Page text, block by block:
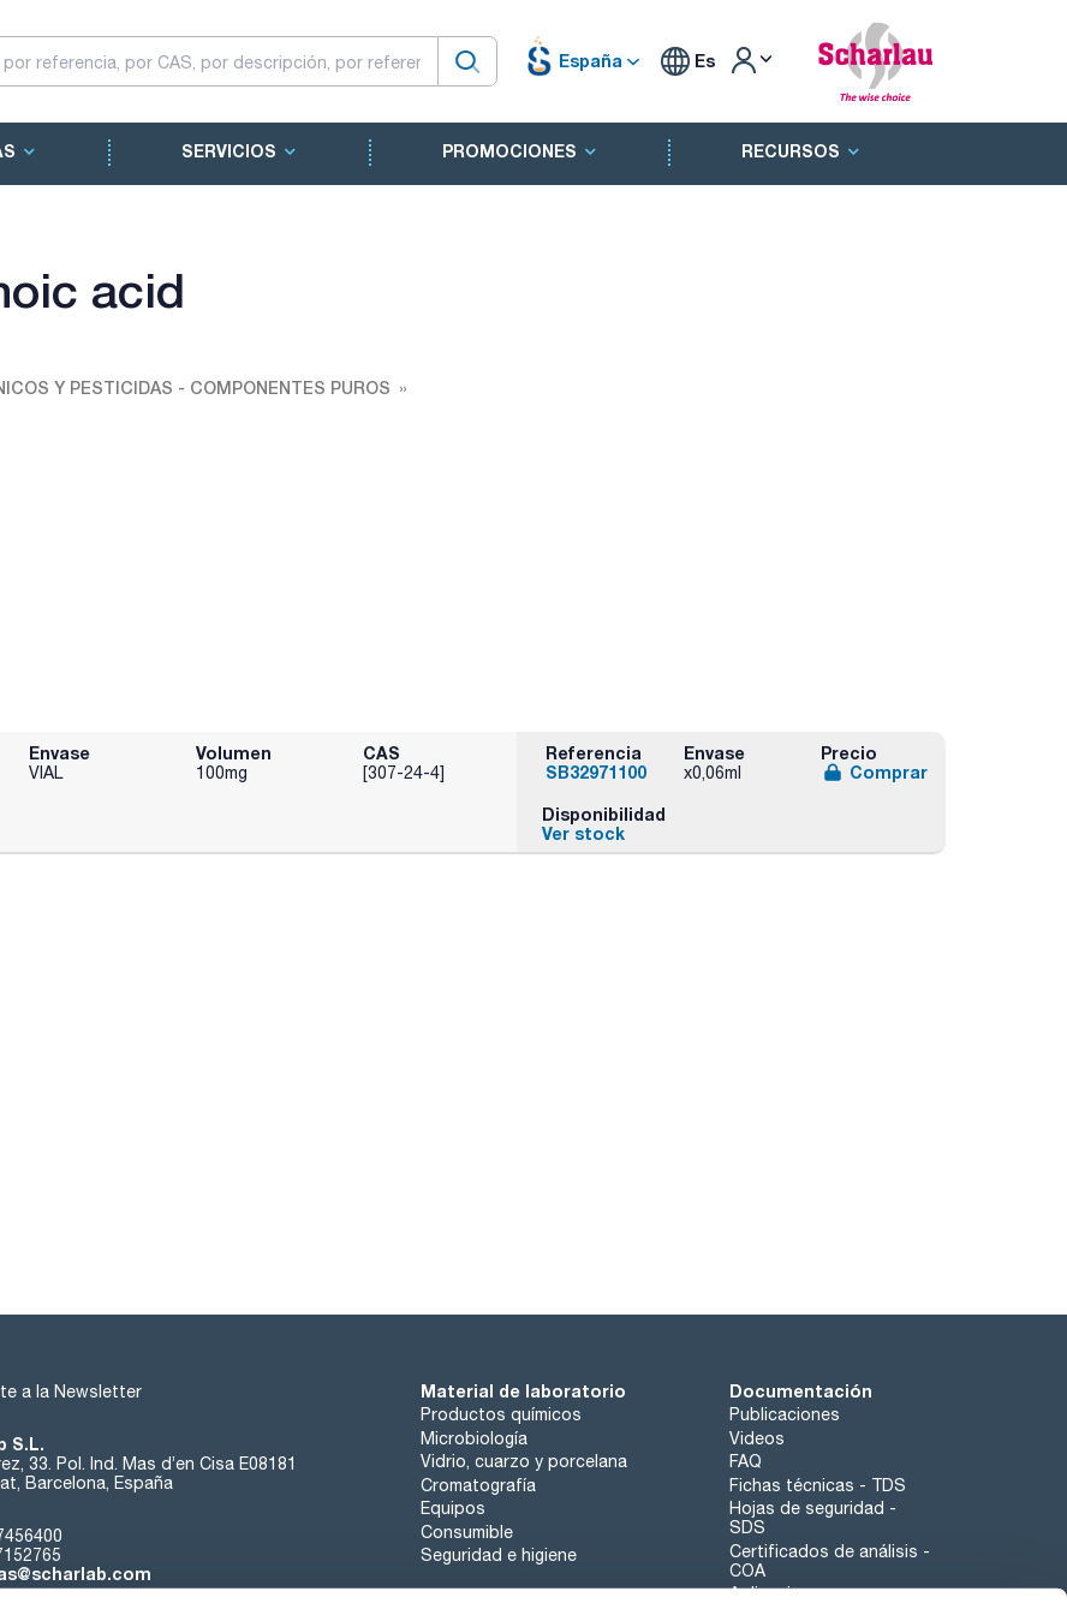
España Es
SERVICIOS PROMOCIONES RECURSOS
acid
Y PESTICIDAS - COMPONENTES PUROS
Envase
VIAL
Volumen
100mg
CAS
[307-24-4]
Referencia
SB32971100
Envase
x0,06ml
Precio
Comprar
Disponibilidad
Ver stock
a la Newsletter
S.L.
33. Pol. Ind. Mas d’en Cisa E08181
Barcelona, España
Material de laboratorio
Productos químicos
Microbiología
Vidrio, cuarzo y porcelana
Cromatografía
Equipos
Consumible
Seguridad e higiene
Documentación
Publicaciones
Videos
FAQ
Fichas técnicas - TDS
Hojas de seguridad -
SDS
Certificados de análisis -
COA
Aplicaciones